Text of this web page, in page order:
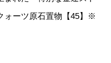
ォーツ原石置物【45】※